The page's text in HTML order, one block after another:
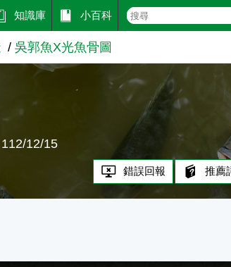
知識庫 小百科
吳郭魚X光魚骨圖
12/15
錯誤回報 推薦